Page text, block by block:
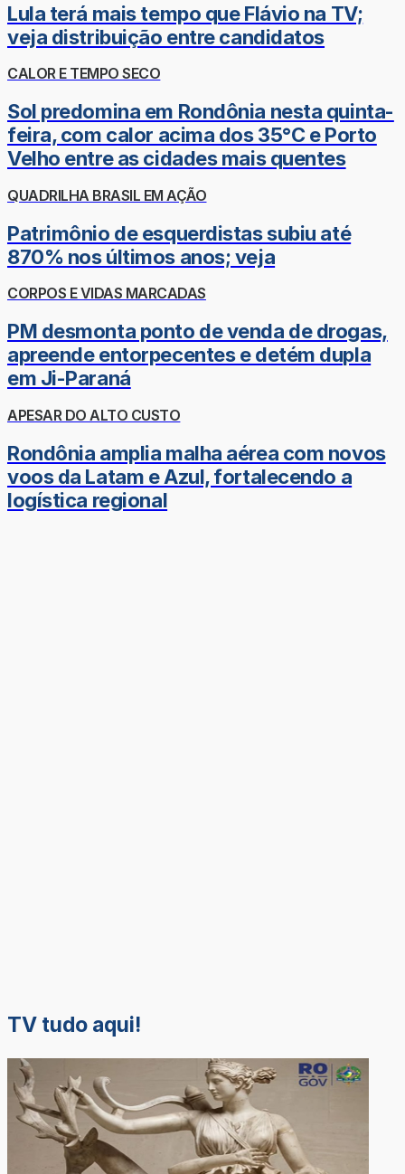
Lula terá mais tempo que Flávio na TV;
veja distribuição entre candidatos
CALOR E TEMPO SECO
Sol predomina em Rondônia nesta quinta-
feira, com calor acima dos 35°C e Porto
Velho entre as cidades mais quentes
QUADRILHA BRASIL EM AÇÃO
Patrimônio de esquerdistas subiu até
870% nos últimos anos; veja
CORPOS E VIDAS MARCADAS
PM desmonta ponto de venda de drogas,
apreende entorpecentes e detém dupla
em Ji-Paraná
APESAR DO ALTO CUSTO
Rondônia amplia malha aérea com novos
voos da Latam e Azul, fortalecendo a
logística regional
TV tudo aqui!